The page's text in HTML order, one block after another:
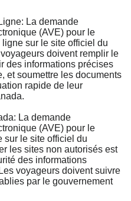
La demande
(AVE) pour le
sur le site officiel du
doivent remplir le
des informations précises
et soumettre les documents
rapide de leur
La demande
(AVE) pour le
sur le site officiel du
les sites non autorisés est
des informations
voyageurs doivent suivre
par le gouvernement